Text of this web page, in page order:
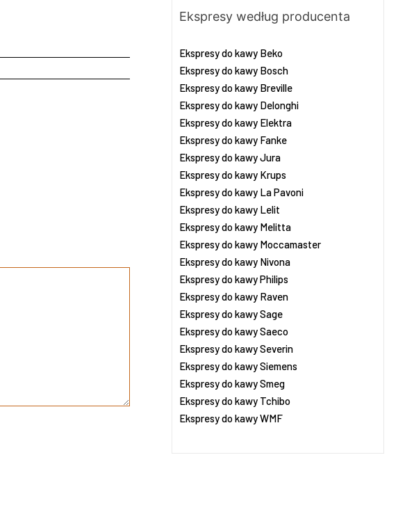
Ekspresy według producenta
Ekspresy do kawy Beko
Ekspresy do kawy Bosch
Ekspresy do kawy Breville
Ekspresy do kawy Delonghi
Ekspresy do kawy Elektra
Ekspresy do kawy Fanke
Ekspresy do kawy Jura
Ekspresy do kawy Krups
Ekspresy do kawy La Pavoni
Ekspresy do kawy Lelit
Ekspresy do kawy Melitta
Ekspresy do kawy Moccamaster
Ekspresy do kawy Nivona
Ekspresy do kawy Philips
Ekspresy do kawy Raven
Ekspresy do kawy Sage
Ekspresy do kawy Saeco
Ekspresy do kawy Severin
Ekspresy do kawy Siemens
Ekspresy do kawy Smeg
Ekspresy do kawy Tchibo
Ekspresy do kawy WMF